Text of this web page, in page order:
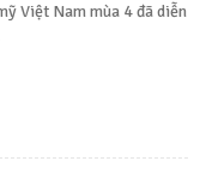
Việt Nam mùa 4 đã diễn